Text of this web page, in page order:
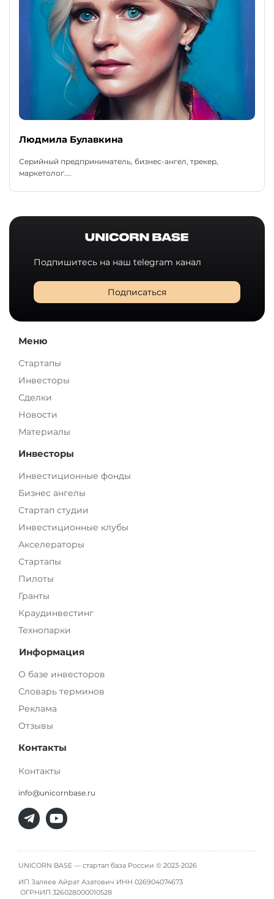
Людмила Булавкина
Серийный предприниматель, бизнес-ангел, трекер,
маркетолог....
Подпишитесь на наш telegram канал
Подписаться
Меню
Стартапы
Инвесторы
Сделки
Новости
Материалы
Инвесторы
Инвестиционные фонды
Бизнес ангелы
Стартап студии
Инвестиционные клубы
Акселераторы
Стартапы
Пилоты
Гранты
Краудинвестинг
Технопарки
Информация
О базе инвесторов
Словарь терминов
Реклама
Отзывы
Контакты
Контакты
info@unicornbase.ru
UNICORN BASE — стартап база России © 2023-2026
ИП Заляев Айрат Азатович ИНН 026904074673
ОГРНИП 326028000010528